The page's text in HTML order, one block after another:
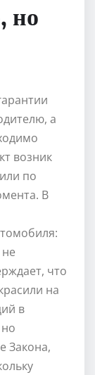
но
а
возник
по
В
что
на
в
Закона,